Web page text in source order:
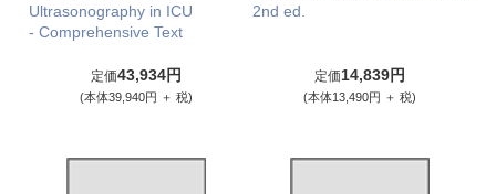
Ultrasonography in ICU
- Comprehensive Text
定価43,934円
(本体39,940円 ＋ 税)
2nd ed.
定価14,839円
(本体13,490円 ＋ 税)